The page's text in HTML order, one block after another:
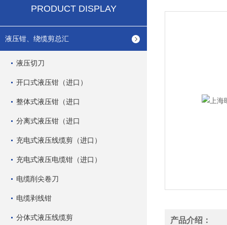
PRODUCT DISPLAY
液压钳、绕缆剪总汇
液压切刀
开口式液压钳（进口）
整体式液压钳（进口
分离式液压钳（进口
充电式液压线缆剪（进口）
充电式液压电缆钳（进口）
电缆削尖卷刀
电缆剥线钳
分体式液压线缆剪 产品介绍：